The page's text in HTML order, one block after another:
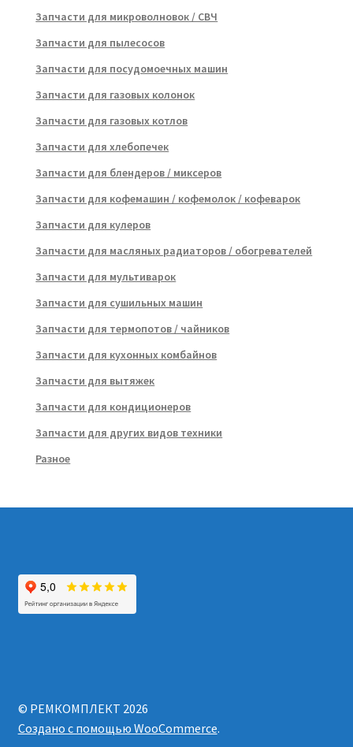
Запчасти для микроволновок / СВЧ
Запчасти для пылесосов
Запчасти для посудомоечных машин
Запчасти для газовых колонок
Запчасти для газовых котлов
Запчасти для хлебопечек
Запчасти для блендеров / миксеров
Запчасти для кофемашин / кофемолок / кофеварок
Запчасти для кулеров
Запчасти для масляных радиаторов / обогревателей
Запчасти для мультиварок
Запчасти для сушильных машин
Запчасти для термопотов / чайников
Запчасти для кухонных комбайнов
Запчасти для вытяжек
Запчасти для кондиционеров
Запчасти для других видов техники
Разное
© РЕМКОМПЛЕКТ 2026
Создано с помощью WooCommerce.